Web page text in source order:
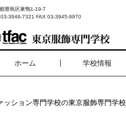
豊島区巣鴨1-19-7
3946-7321 FAX 03-3945-9970
ホーム 学校情報
ッション専門学校の東京服飾専門学校